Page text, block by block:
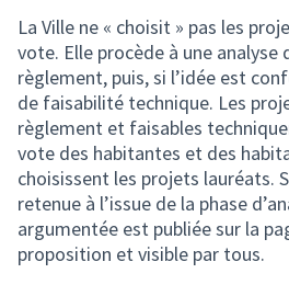
La Ville ne « choisit » pas les
vote. Elle procède à une
règlement, puis, si l’idée est
de faisabilité technique. Les
règlement et faisables
vote des habitantes et des
choisissent les projets lauréats.
retenue à l’issue de la phase
argumentée est publiée sur la
proposition et visible par tous.